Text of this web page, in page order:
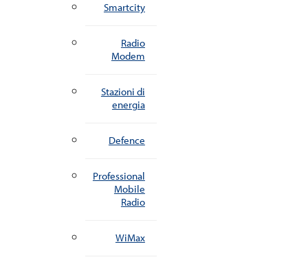
Smartcity
Radio
Modem
Stazioni di
energia
Defence
Professional
Mobile
Radio
WiMax